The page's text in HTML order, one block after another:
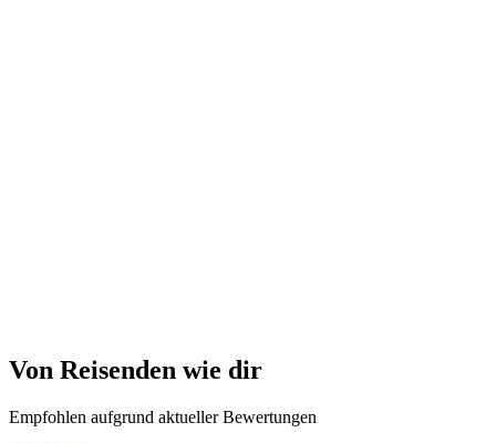
Von Reisenden wie dir
Empfohlen aufgrund aktueller Bewertungen